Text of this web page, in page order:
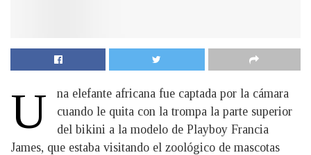
U
na elefante africana fue captada por la cámara
cuando le quita con la trompa la parte superior
del bikini a la modelo de Playboy Francia
James, que estaba visitando el zoológico de mascotas